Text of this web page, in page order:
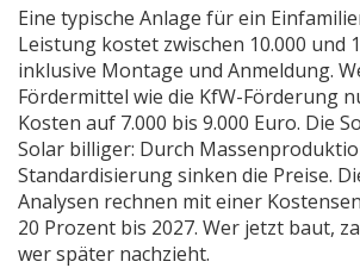
Eine typische Anlage für ein
Leistung kostet zwischen 10.000 und
inklusive Montage und Anmeldung.
Fördermittel wie die KfW-Förderung
Kosten auf 7.000 bis 9.000 Euro. Die
Solar billiger: Durch
Standardisierung sinken die Preise.
Analysen rechnen mit einer
20 Prozent bis 2027. Wer jetzt baut,
wer später nachzieht.